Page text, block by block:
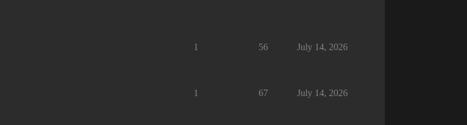
1 56 July 14, 2026
1 67 July 14, 2026